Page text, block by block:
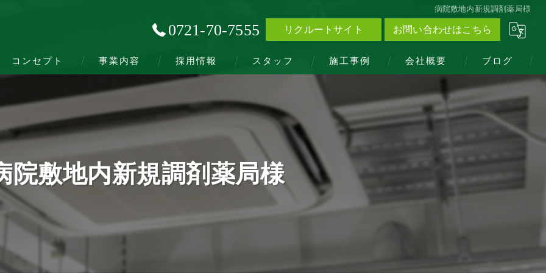
病院敷地内新規調剤薬局様
0721-70-7555 リクルートサイト お問い合わせはこちら
コンセプト 事業内容 採用情報 スタッフ 施工事例 会社概要 ブログ
院敷地内新規調剤薬局様